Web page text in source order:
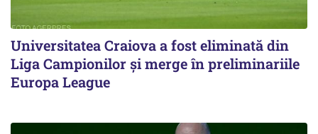
Universitatea Craiova a fost eliminată din
Liga Campionilor şi merge în preliminariile
Europa League